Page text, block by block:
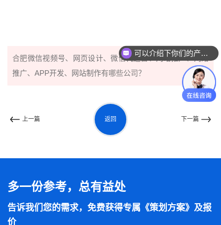
合肥微信视频号、 网页设计、微信代运营、 网站推广、网络
推广、 APP开发、 网站制作有哪些公司？
上一篇 返回 下一篇
多一份参考，总有益处
告诉我们您的需求，免费获得专属《策划方案》及报
价
可以介绍下你们的产品么